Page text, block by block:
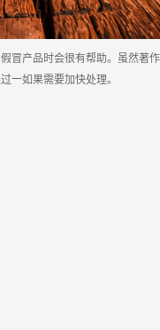
产品时会很有帮助。虽然著
一如果需要加快处理。